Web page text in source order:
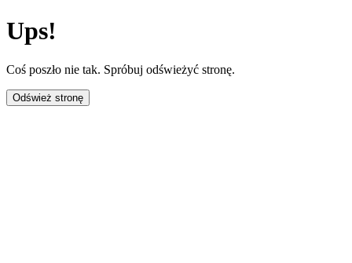
Ups!
Coś poszło nie tak. Spróbuj odświeżyć stronę.
Odśwież stronę